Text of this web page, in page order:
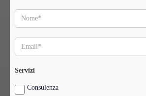
Servizi
Consulenza